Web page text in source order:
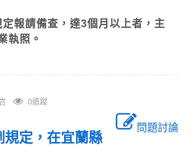
報請備查，達3個月以上者，主
執照。
0追蹤
問題討論
規定，在宜蘭縣